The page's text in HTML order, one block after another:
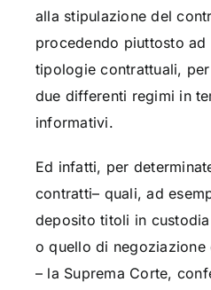
alla stipulazione del
procedendo piuttosto
tipologie contrattuali,
due differenti regimi in
informativi.
Ed infatti, per
contratti– quali, ad
deposito titoli in
o quello di negoziazione
– la Suprema Corte,